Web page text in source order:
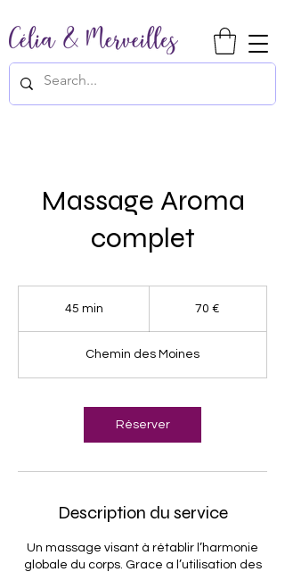
Massage Aroma
complet
45 min
i
n
70 €
Chemin des Moines
Réserver
Description du service
Un massage visant à rétablir l’harmonie
globale du corps. Grace a l’utilisation des